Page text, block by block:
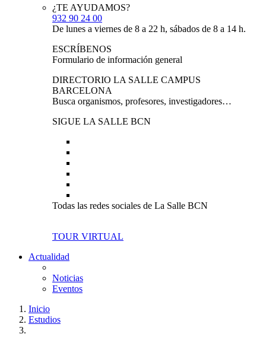
¿TE AYUDAMOS?
932 90 24 00
De lunes a viernes de 8 a 22 h, sábados de 8 a 14 h.
ESCRÍBENOS
Formulario de información general
DIRECTORIO LA SALLE CAMPUS
BARCELONA
Busca organismos, profesores, investigadores…
SIGUE LA SALLE BCN
Todas las redes sociales de La Salle BCN
TOUR VIRTUAL
Actualidad
Noticias
Eventos
Inicio
Estudios